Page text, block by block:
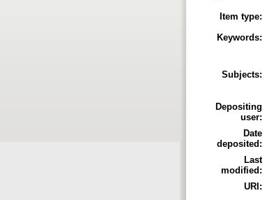
Item type:
Keywords:
Subjects:
Depositing
user:
Date
deposited:
Last
modified:
URI: